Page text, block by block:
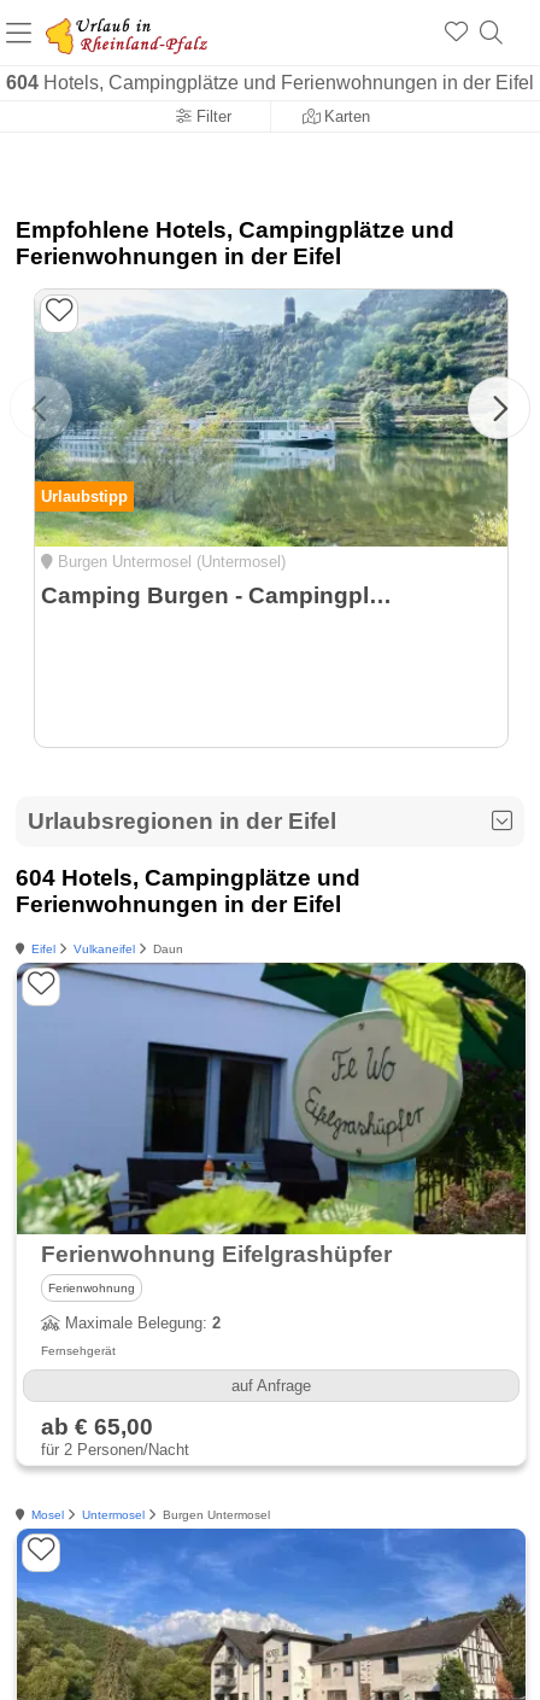
604 Hotels, Campingplätze und Ferienwohnungen in der Eifel
Filter Karten
+1.500 Unterkünfte in Rheinland-Pfalz
+1.000 Sehenswürdigkeiten
Über 25 Jahre online
Empfohlene Hotels, Campingplätze und
Ferienwohnungen in der Eifel
Urlaubstipp
Burgen Untermosel (Untermosel)
Camping Burgen - Campingplatz an der Mosel
Urlaubsregionen in der Eifel
604 Hotels, Campingplätze und
Ferienwohnungen in der Eifel
Eifel Vulkaneifel Daun
Ferienwohnung Eifelgrashüpfer
Ferienwohnung
Maximale Belegung:2
Fernsehgerät
auf Anfrage
ab € 65,00
für 2 Personen/Nacht
Mosel Untermosel Burgen Untermosel